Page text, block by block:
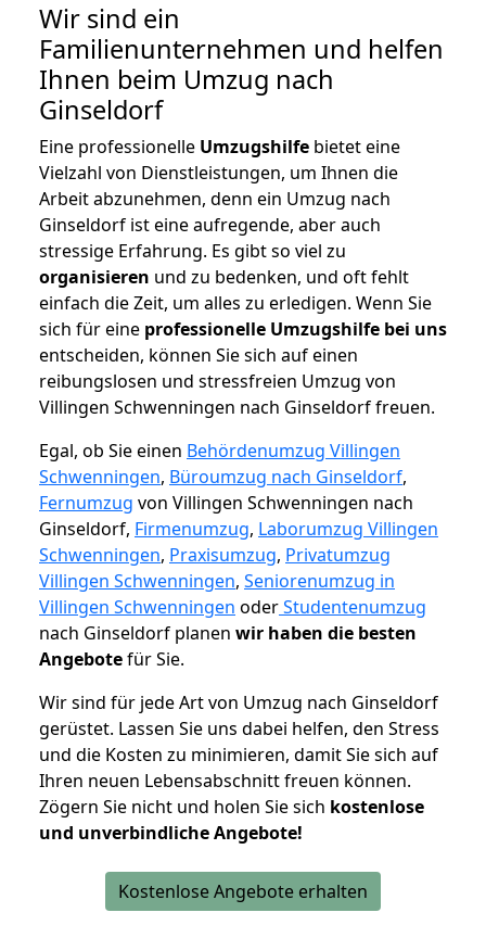
Wir sind ein
Familienunternehmen und helfen
Ihnen beim Umzug nach
Ginseldorf
Eine professionelle Umzugshilfe bietet eine
Vielzahl von Dienstleistungen, um Ihnen die
Arbeit abzunehmen, denn ein Umzug nach
Ginseldorf ist eine aufregende, aber auch
stressige Erfahrung. Es gibt so viel zu
organisieren und zu bedenken, und oft fehlt
einfach die Zeit, um alles zu erledigen. Wenn Sie
sich für eine professionelle Umzugshilfe bei uns
entscheiden, können Sie sich auf einen
reibungslosen und stressfreien Umzug von
Villingen Schwenningen nach Ginseldorf freuen.
Egal, ob Sie einen Behördenumzug Villingen
Schwenningen, Büroumzug nach Ginseldorf,
Fernumzug von Villingen Schwenningen nach
Ginseldorf, Firmenumzug, Laborumzug Villingen
Schwenningen, Praxisumzug, Privatumzug
Villingen Schwenningen, Seniorenumzug in
Villingen Schwenningen oderStudentenumzug
nach Ginseldorf planen wir haben die besten
Angebotefür Sie.
Wir sind für jede Art von Umzug nach Ginseldorf
gerüstet. Lassen Sie uns dabei helfen, den Stress
und die Kosten zu minimieren, damit Sie sich auf
Ihren neuen Lebensabschnitt freuen können.
Zögern Sie nicht und holen Sie sich kostenlose
und unverbindliche Angebote!
Kostenlose Angebote erhalten